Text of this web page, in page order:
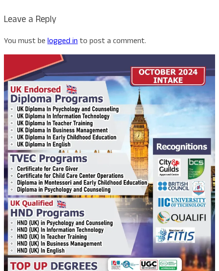
Leave a Reply
You must be logged into post a comment.